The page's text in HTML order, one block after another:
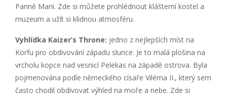
Panně Marii. Zde si můžete prohlédnout klášterní kostel a
muzeum a užít si klidnou atmosféru.
Vyhlídka Kaizer’s Throne: jedno z nejlepších míst na
Korfu pro obdivování západu slunce. Je to malá plošina na
vrcholu kopce nad vesnicí Pelekas na západě ostrova. Byla
pojmenována podle německého císaře Viléma II., který sem
často chodil obdivovat výhled na moře a nebe. Zde si